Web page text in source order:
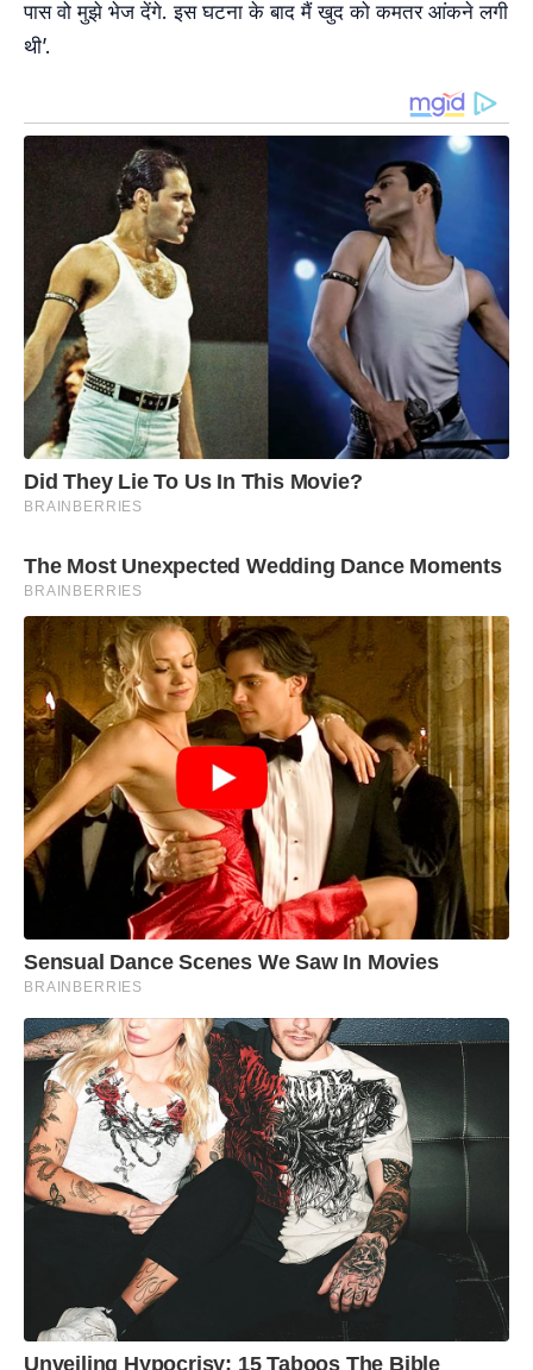
पास वो मुझे भेज देंगे. इस घटना के बाद मैं खुद को कमतर आंकने लगी
थी’.